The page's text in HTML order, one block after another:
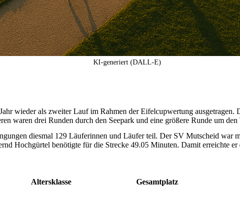
KI-generiert (DALL-E)
wieder als zweiter Lauf im Rahmen der Eifelcupwertung ausgetragen.
waren drei Runden durch den Seepark und eine größere Runde um den
diesmal 129 Läuferinnen und Läufer teil. Der SV Mutscheid war
Hochgürtel benötigte für die Strecke 49.05 Minuten. Damit erreichte
Altersklasse Gesamtplatz